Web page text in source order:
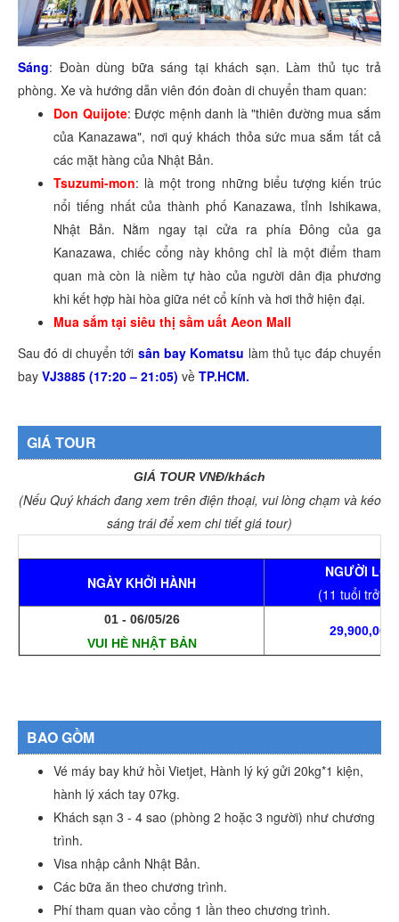
Sáng: Đoàn dùng bữa sáng tại khách sạn. Làm thủ tục trả
phòng. Xe và hướng dẫn viên đón đoàn di chuyển tham quan:
Don Quijote: Được mệnh danh là "thiên đường mua sắm
của Kanazawa", nơi quý khách thỏa sức mua sắm tất cả
các mặt hàng của Nhật Bản.
Tsuzumi-mon: là một trong những biểu tượng kiến trúc
nổi tiếng nhất của thành phố Kanazawa, tỉnh Ishikawa,
Nhật Bản. Nằm ngay tại cửa ra phía Đông của ga
Kanazawa, chiếc cổng này không chỉ là một điểm tham
quan mà còn là niềm tự hào của người dân địa phương
khi kết hợp hài hòa giữa nét cổ kính và hơi thở hiện đại.
Mua sắm tại siêu thị sầm uất Aeon Mall
Sau đó di chuyển tới sân bay Komatsu làm thủ tục đáp chuyến
bay VJ3885 (17:20 – 21:05) về TP.HCM.
GIÁ TOUR
GIÁ TOUR VNĐ/khách
(Nếu Quý khách đang xem trên điện thoại, vui lòng chạm và kéo
sáng trái để xem chi tiết giá tour)
NGÀY KHỞI HÀNH
NGƯỜI LỚN
(11 tuổi trở
01 - 06/05/26
VUI HÈ NHẬT BẢN
29,900,000
BAO GỒM
Vé máy bay khứ hồi Vietjet, Hành lý ký gửi 20kg*1 kiện,
hành lý xách tay 07kg.
Khách sạn 3 - 4 sao (phòng 2 hoặc 3 người) như chương
trình.
Visa nhập cảnh Nhật Bản.
Các bữa ăn theo chương trình.
Phí tham quan vào cổng 1 lần theo chương trình.